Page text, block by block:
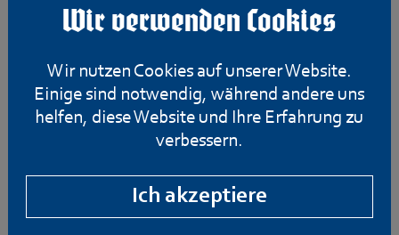
Wir verwenden Cookies
Wir nutzen Cookies auf unserer Website.
Einige sind notwendig, während andere uns
helfen, diese Website und Ihre Erfahrung zu
verbessern.
Ich akzeptiere